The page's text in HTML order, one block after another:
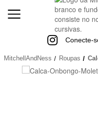
Conecte-
MitchellAndNess Roupas